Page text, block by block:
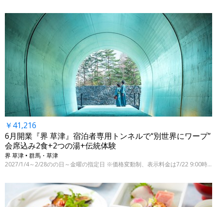
￥41,216
6月開業『界 草津』宿泊者専用トンネルで“別世界にワープ”
会席込み2食+2つの湯+伝統体験
界 草津 • 群馬・草津
2027/1/4～2/28のの日～金曜の指定日 ※価格変動制、表示料金は7/22 9:00時点